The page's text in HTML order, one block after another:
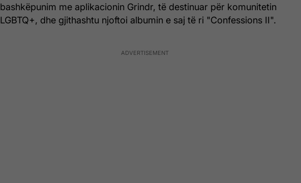
bashkëpunim me aplikacionin Grindr, të destinuar për komunitetin
LGBTQ+, dhe gjithashtu njoftoi albumin e saj të ri "Confessions II".